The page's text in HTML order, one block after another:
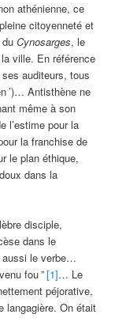
athénienne, ce
citoyenneté et
duCynosarges, le
ville. En référence
auditeurs, tous
’)… Antisthène ne
même à son
l’estime pour la
la franchise de
le plan éthique,
dans la
disciple,
dans le
aussi le verbe…
fou”[1]… Le
péjorative,
langagière. On était